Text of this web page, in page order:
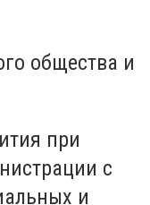
общества и
при
с
и